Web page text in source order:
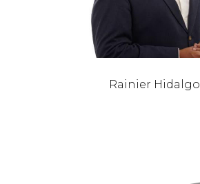
Rainier Hidalgo